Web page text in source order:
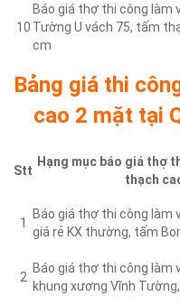
10
Báo giá thợ thi công làm
Tường U vách 75, tấm
cm
Bảng giá thi
cao 2 mặt tại
Stt
Hạng mục báo giá thợ
thạch
1
Báo giá thợ thi công làm
giá rẻ KX thường, tấm
2
Báo giá thợ thi công làm
khung xương Vĩnh